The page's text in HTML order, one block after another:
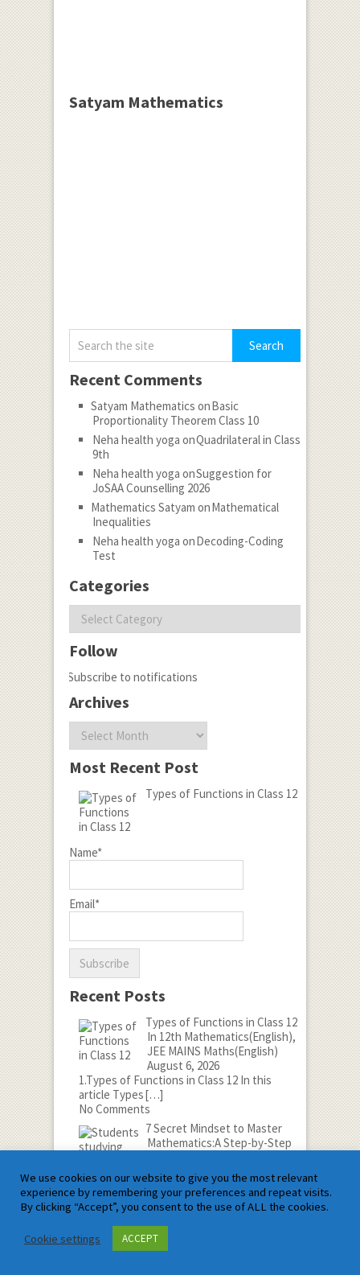
Satyam Mathematics
Recent Comments
Satyam Mathematics onBasic
Proportionality Theorem Class 10
Neha health yoga onQuadrilateral in Class
9th
Neha health yoga onSuggestion for
JoSAA Counselling 2026
Mathematics Satyam onMathematical
Inequalities
Neha health yoga onDecoding-Coding
Test
Categories
Follow
Subscribe to notifications
Archives
Most Recent Post
Types of Functions in Class 12
Name*
Email*
Recent Posts
Types of Functions in Class 12
In 12th Mathematics(English),
JEE MAINS Maths(English)
August 6, 2026
1.Types of Functions in Class 12 In this
article Types[…]
No Comments
7 Secret Mindset to Master
Mathematics:A Step-by-Step
In Mathematics Tips
August 5, 2026
1.मैथेमेटिक्स में महारत हासिल करने
के लिए 7 गुप्त[…]
No Comments
We use cookies on our website to give you the most relevant
experience by remembering your preferences and repeat visits.
By clicking “Accept”, you consent to the use of ALL the cookies.
Cookie settings ACCEPT